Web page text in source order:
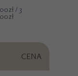
/ 3
CENA